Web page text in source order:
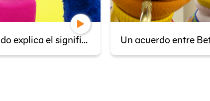
Archibaldo explica el significado de la colaboración